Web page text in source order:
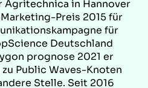
Agritechnica in Hannover
Preis 2015 für
für
Deutschland
prognose 2021 er
Public Waves-Knoten
Stelle. Seit 2016